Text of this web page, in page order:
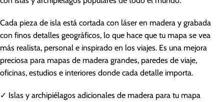
Cada pieza de isla está cortada con láser en madera y grabada
con finos detalles geográficos, lo que hace que tu mapa se vea
más realista, personal e inspirado en los viajes. Es una mejora
preciosa para mapas de madera grandes, paredes de viaje,
oficinas, estudios e interiores donde cada detalle importa.
✓ Islas y archipiélagos adicionales de madera para tu mapa